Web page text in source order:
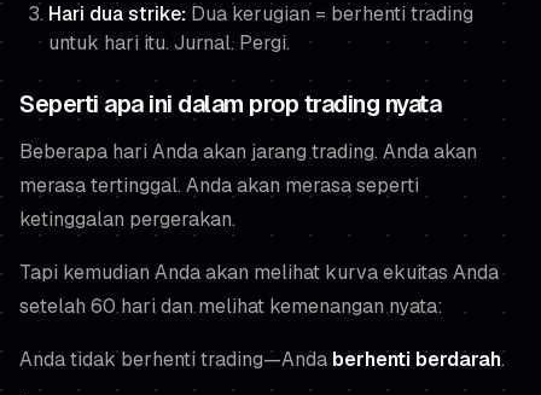
Hari dua strike: Dua kerugian = berhenti trading
untuk hari itu. Jurnal. Pergi.
Seperti apa ini dalam prop trading nyata
Beberapa hari Anda akan jarang trading. Anda akan
merasa tertinggal. Anda akan merasa seperti
ketinggalan pergerakan.
Tapi kemudian Anda akan melihat kurva ekuitas Anda
setelah 60 hari dan melihat kemenangan nyata:
Anda tidak berhenti trading—Anda berhenti berdarah.